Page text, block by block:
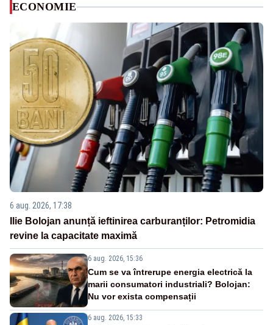
ECONOMIE
6 aug. 2026, 17:38
Ilie Bolojan anunță ieftinirea carburanților: Petromidia
revine la capacitate maximă
6 aug. 2026, 15:36
Cum se va întrerupe energia electrică la
marii consumatori industriali? Bolojan:
Nu vor exista compensații
6 aug. 2026, 15:33